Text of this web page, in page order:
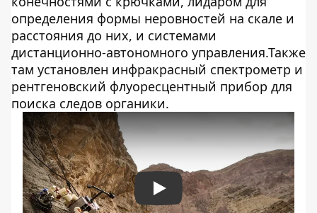
определения формы неровностей на скале и
расстояния до них, и системами
дистанционно-автономного управления.Также
там установлен инфракрасный спектрометр и
рентгеновский флуоресцентный прибор для
поиска следов органики.
Play